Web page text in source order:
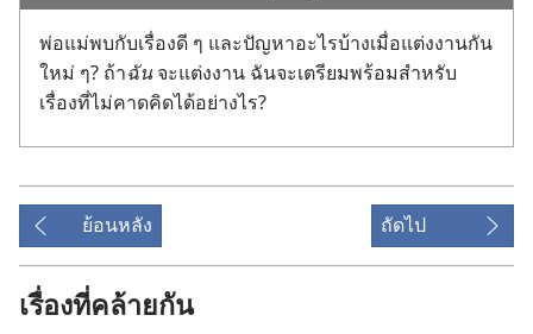
พ่อ​แม่​พบ​กับ​เรื่อง​ดี ๆ และ​ปัญหา​อะไร​บ้าง​เมื่อ​แต่งงาน​กัน​
ใหม่ ๆ? ถ้า​ฉัน จะ​แต่งงาน ฉัน​จะ​เตรียม​พร้อม​สำหรับ​
เรื่อง​ที่​ไม่​คาด​คิด​ได้​อย่าง​ไร?
ย้อนหลัง ถัดไป
เรื่องที่คล้ายกัน